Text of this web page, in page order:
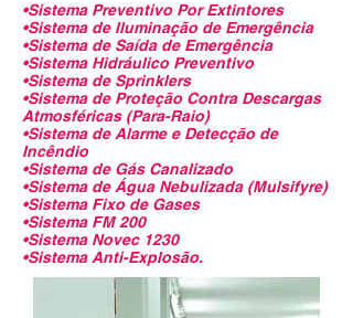
•Sistema Preventivo Por Extintores
•Sistema de Iluminação de Emergência
•Sistema de Saída de Emergência
•Sistema Hidráulico Preventivo
•Sistema de Sprinklers
•Sistema de Proteção Contra Descargas
Atmosféricas (Para-Raio)
•Sistema de Alarme e Detecção de
Incêndio
•Sistema de Gás Canalizado
•Sistema de Água Nebulizada (Mulsifyre)
•Sistema Fixo de Gases
•Sistema FM 200
•Sistema Novec 1230
•Sistema Anti-Explosão.